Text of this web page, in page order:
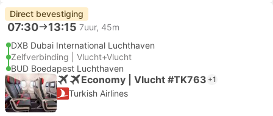
Direct bevestiging
07:30 13:15 7uur, 45m
DXB Dubai International Luchthaven
Zelfverbinding | Vlucht+Vlucht
BUD Boedapest Luchthaven
Economy | Vlucht #TK763 +1
Turkish Airlines